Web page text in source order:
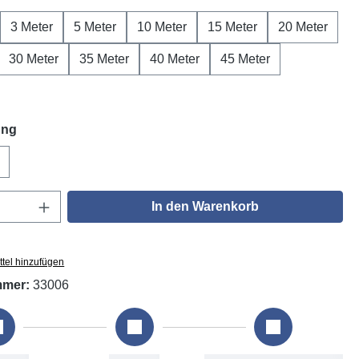
3 Meter 5 Meter 10 Meter 15 Meter 20 Meter
30 Meter 35 Meter 40 Meter 45 Meter
Anzahl: Gib den gewünschten Wert ein
In den Warenkorb
hinzufügen
33006